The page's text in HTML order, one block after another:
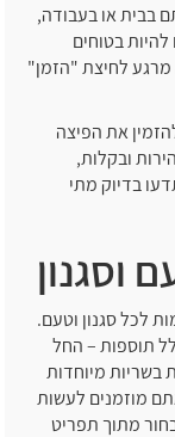
בבית או בעבודה,
בטוחים
מרגע לחיצת "הזמן"
את הפיצה
ובקלות,
בדיוק מתי
וסגנון
לכל סגנון וטעם.
תוספות – החל
בשריות מיוחדות
מוזמנים לעשות
מתוך תפריט